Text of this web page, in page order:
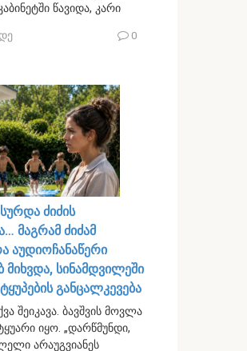
წავიდა, კარი
0
ძიძის
მაგრამ ძიძამ
აუდიოჩანაწერი
სინამდვილეში
განცალკევება
შეიკავა. ბავშვის მოვლა
იყო. „დარწმუნდი,
არაუგვიანეს